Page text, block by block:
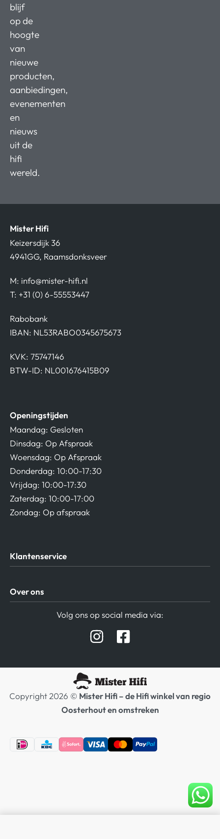
blijf
op de
hoogte
van
nieuwe
producten,
aanbiedingen,
evenementen
en
nieuws
uit de
hifi
wereld.
Mister Hifi
Keizersdijk 36
4941GG, Raamsdonksveer
M: info@mister-hifi.nl
T: +31 (0) 6-55553447
Rabobank
IBAN: NL53RABO0345675673
KVK: 75747146
BTW-ID: NL001676415B09
Openingstijden
Maandag: Gesloten
Dinsdag: Op Afspraak
Woensdag: Op Afspraak
Donderdag: 10:00-17:30
Vrijdag: 10:00-17:30
Zaterdag: 10:00-17:00
Zondag: Op afspraak
Klantenservice
Privacy beleid
Verzending / Retour
Over ons
Hifi winkel Raamsdonksveer
Volg ons op social media via:
Copyright 2026 © Mister Hifi – de Hifi winkel van regio
Oosterhout en omstreken